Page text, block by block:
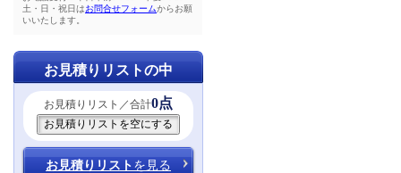
土・日・祝日はお問合せフォームからお願
いいたします。
お見積りリストの中
お見積りリスト／合計0点
お見積りリスト を見る